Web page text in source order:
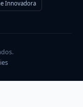
Innovadora